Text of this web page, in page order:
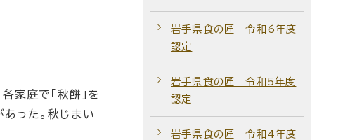
家庭で「秋餅」を
った。秋じまい
岩手県食の匠 令和6年度
認定
岩手県食の匠 令和5年度
認定
岩手県食の匠 令和4年度